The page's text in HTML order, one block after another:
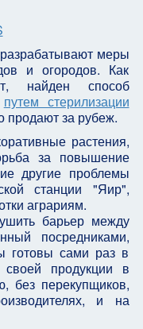
меры
и огородов. Как
найден способ
путем стерилизации
продают за рубеж.
растения,
за повышение
другие проблемы
станции "Яир",
аграриям.
барьер между
посредниками,
готовы сами раз в
своей продукции в
без перекупщиков,
и на